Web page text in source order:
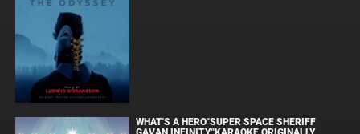
WHAT'S A HERO"SUPER SPACE SHERIFF